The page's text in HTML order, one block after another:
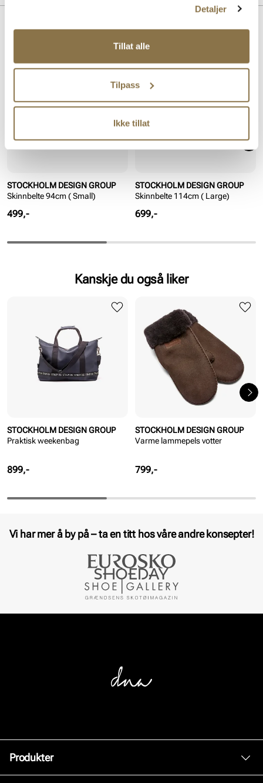
Detaljer
Tillat alle
Tilpass
Ikke tillat
Lignende produkter
STOCKHOLM DESIGN GROUP
Skinnbelte 94cm ( Small)
Pris
499,-
STOCKHOLM DESIGN GROUP
Skinnbelte 114cm ( Large)
Pris
699,-
Kanskje du også liker
STOCKHOLM DESIGN GROUP
Praktisk weekenbag
Pris
899,-
STOCKHOLM DESIGN GROUP
Varme lammepels votter
Pris
799,-
Vi har mer å by på – ta en titt hos våre andre konsepter!
Produkter